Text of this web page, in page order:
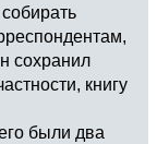
сохранил
книгу
были два